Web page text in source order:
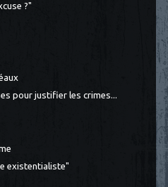
?"
pour justifier les crimes...
existentialiste"